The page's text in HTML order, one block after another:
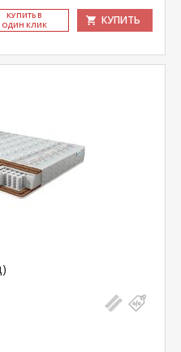
КУ­ПИТЬ В
ОДИН КЛИК
КУПИТЬ